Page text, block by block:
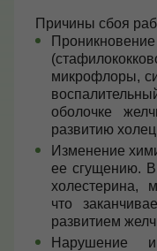
Причины сбоя
микрофлоры,
оболочке
развитию
Изменение
ее сгущению. В
холестерина,
что
развитием
Нарушение